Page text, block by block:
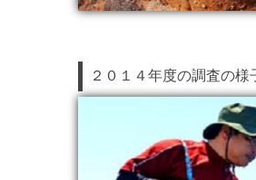
２０１４年度の調査の様